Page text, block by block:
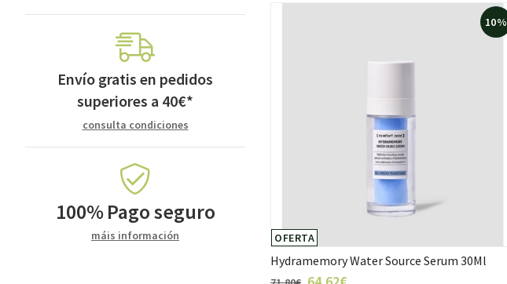
10%
OFERTA
Hydramemory Water Source Serum 30Ml
Envío gratis en pedidos
superiores a 40€*
consulta condiciones
100%Pago seguro
máis información